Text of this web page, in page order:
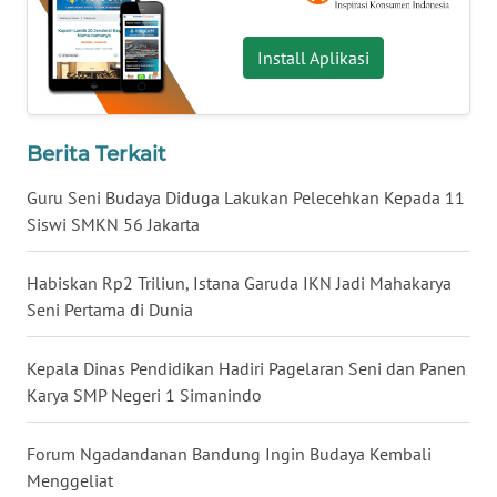
Install Aplikasi
Berita Terkait
Guru Seni Budaya Diduga Lakukan Pelecehkan Kepada 11
Siswi SMKN 56 Jakarta
Habiskan Rp2 Triliun, Istana Garuda IKN Jadi Mahakarya
Seni Pertama di Dunia
Kepala Dinas Pendidikan Hadiri Pagelaran Seni dan Panen
Karya SMP Negeri 1 Simanindo
Forum Ngadandanan Bandung Ingin Budaya Kembali
Menggeliat
WN
BABEL
WN
WN
SUMSEL
WN
BENGKULU
WN
LAMPUNG
JATENG